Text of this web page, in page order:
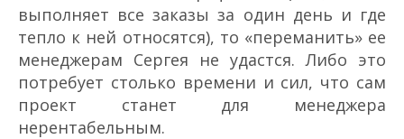
выполняет все заказы за один день и где
тепло к ней относятся), то «переманить» ее
менеджерам Сергея не удастся. Либо это
потребует столько времени и сил, что сам
проект станет для менеджера
нерентабельным.